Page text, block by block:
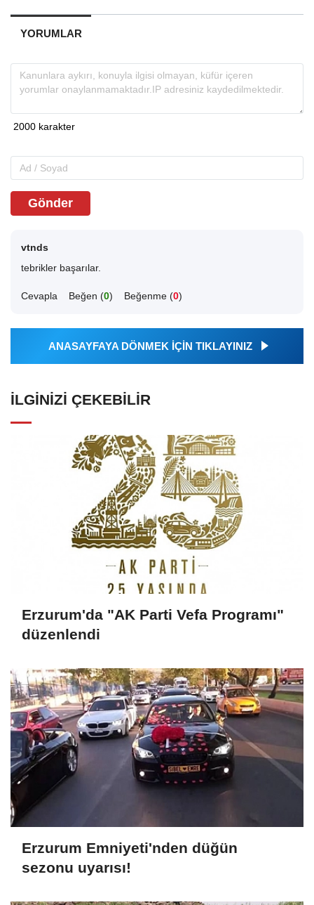
YORUMLAR
Gönder
vtnds
tebrikler başarılar.
Cevapla Beğen (0) Beğenme (0)
ANASAYFAYA DÖNMEK İÇİN TIKLAYINIZ
İLGINIZI ÇEKEBILIR
Erzurum'da "AK Parti Vefa Programı"
düzenlendi
Erzurum Emniyeti'nden düğün
sezonu uyarısı!